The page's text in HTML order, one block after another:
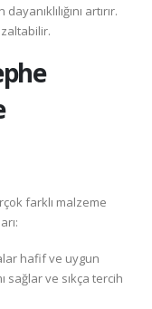
artırır.
farklı malzeme
hafif ve uygun
sağlar ve sıkça tercih